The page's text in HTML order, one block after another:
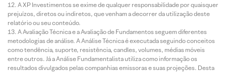
A XP Investimentos se exime de qualquer responsabilidade por quaisquer
prejuízos, diretos ou indiretos, que venham a decorrer da utilização deste
relatório ou seu conteúdo.
A Avaliação Técnica e a Avaliação de Fundamentos seguem diferentes
metodologias de análise. A Análise Técnica é executada seguindo conceitos
como tendência, suporte, resistência, candles, volumes, médias móveis
entre outros. Já a Análise Fundamentalista utiliza como informação os
resultados divulgados pelas companhias emissoras e suas projeções. Desta